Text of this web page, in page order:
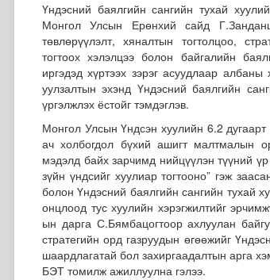
Дипломат төлөөлөгчийн газруудын
Үндэсний баялгийн сангийн тухай
Монгол Улсын Ерөнхий сайд
төвлөрүүлэлт, хяналтын тогтолцоо,
тогтоох хэлэлцээ болон байгалийн
иргэдэд хүртээх зэрэг асуудлаар
уулзалтын эхэнд Үндэсний баялгийн
үргэлжлэх ёстойг тэмдэглэв.
Монгол Улсын Үндсэн хуулийн 6.2
ач холбогдол бүхий ашигт малтмалын
мэдэлд байх зарчимд нийцүүлэн түүний
зүйн үндсийг хуулиар тогтооно” гэж
болон Үндэсний баялгийн сангийн тухай
онцлоод тус хуулийн хэрэгжилтийг
ын дарга С.Бямбацогтоор ахлуулан
стратегийн орд газруудын өгөөжийг
шаардлагатай бол захиргаадалтын арга
БЭТ томилж ажиллуулна гэлээ.